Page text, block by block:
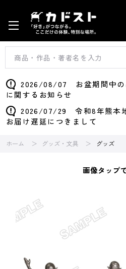
2026/08/07 お盆期間中の
に関するお知らせ
2026/07/29 令和8年熊本
お届け遅延につきまして
ホーム グッズ・文具 グッズ
画像タップ